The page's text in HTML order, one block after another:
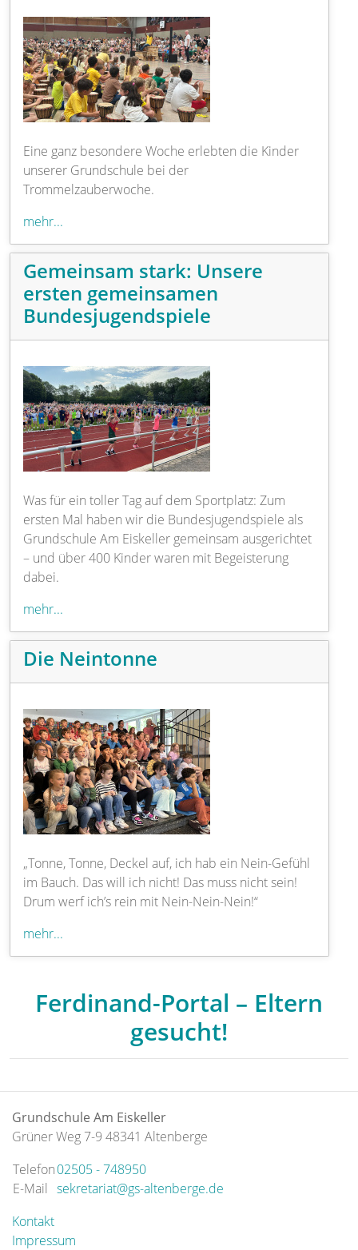
Eine ganz besondere Woche erlebten die Kinder
unserer Grundschule bei der
Trommelzauberwoche.
mehr...
Gemeinsam stark: Unsere
ersten gemeinsamen
Bundesjugendspiele
Was für ein toller Tag auf dem Sportplatz: Zum
ersten Mal haben wir die Bundesjugendspiele als
Grundschule Am Eiskeller gemeinsam ausgerichtet
– und über 400 Kinder waren mit Begeisterung
dabei.
mehr...
Die Neintonne
„Tonne, Tonne, Deckel auf, ich hab ein Nein-Gefühl
im Bauch. Das will ich nicht! Das muss nicht sein!
Drum werf ich’s rein mit Nein-Nein-Nein!“
mehr...
Ferdinand-Portal – Eltern
gesucht!
Grundschule Am Eiskeller
Grüner Weg 7-9 48341 Altenberge
Telefon
E-Mail
02505 - 748950
sekretariat@gs-altenberge.de
Kontakt
Impressum